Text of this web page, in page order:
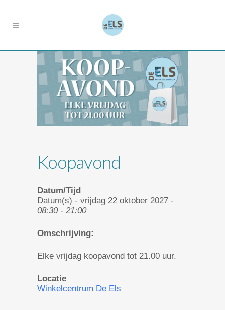
Koopavond
Datum/Tijd
Datum(s) - vrijdag 22 oktober 2027 -
08:30 - 21:00
Omschrijving:
Elke vrijdag koopavond tot 21.00 uur.
Locatie
Winkelcentrum De Els